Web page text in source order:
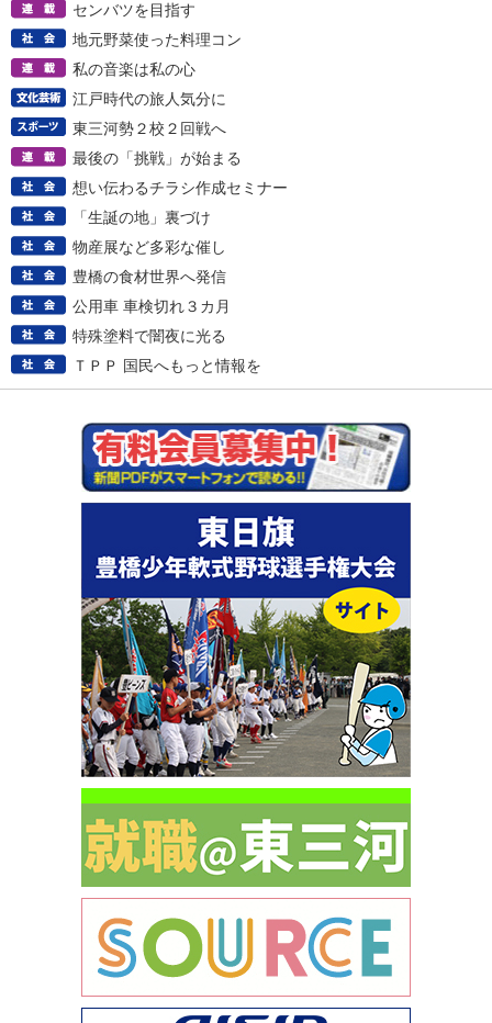
センバツを目指す
地元野菜使った料理コン
私の音楽は私の心
江戸時代の旅人気分に
東三河勢２校２回戦へ
最後の「挑戦」が始まる
想い伝わるチラシ作成セミナー
「生誕の地」裏づけ
物産展など多彩な催し
豊橋の食材世界へ発信
公用車 車検切れ３カ月
特殊塗料で闇夜に光る
ＴＰＰ 国民へもっと情報を